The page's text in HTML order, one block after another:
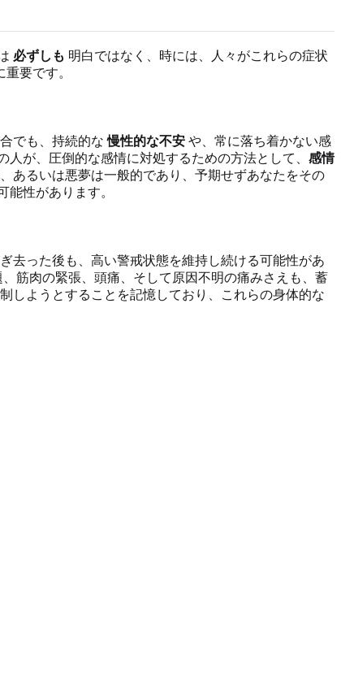
必ずしも 明白ではなく、時には、人々がこれらの症状
要です。
でも、持続的な慢性的な不安 や、常に落ち着かない感
が、圧倒的な感情に対処するための方法として、 感情
あるいは悪夢は一般的であり、予期せずあなたをその
性があります。
去った後も、高い警戒状態を維持し続ける可能性があ
筋肉の緊張、頭痛、そして原因不明の痛みさえも、蓄
しようとすることを記憶しており、これらの身体的な